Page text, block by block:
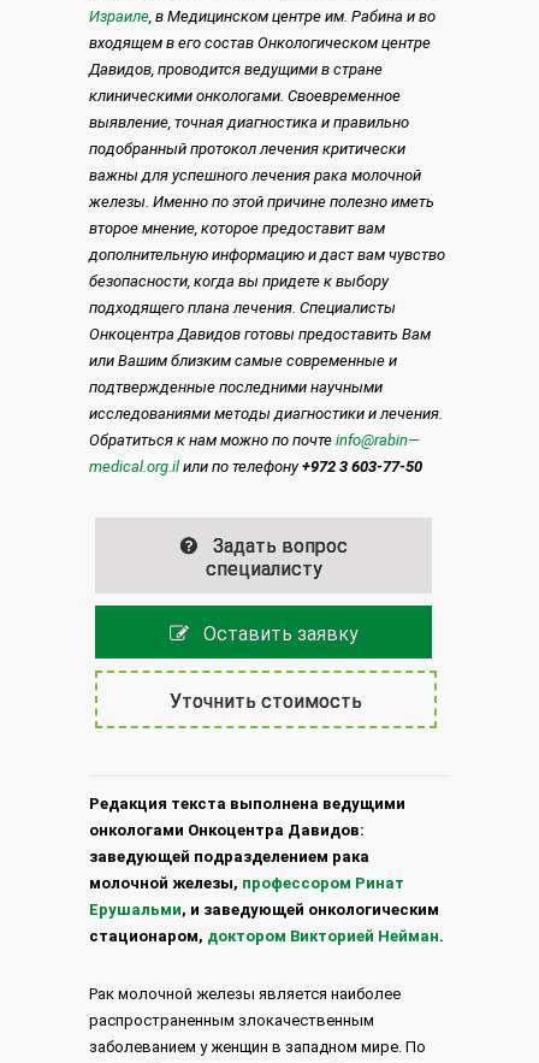
Израиле, в Медицинском центре им. Рабина и во
входящем в его состав Онкологическом центре
Давидов, проводится ведущими в стране
клиническими онкологами. Своевременное
выявление, точная диагностика и правильно
подобранный протокол лечения критически
важны для успешного лечения рака молочной
железы. Именно по этой причине полезно иметь
второе мнение, которое предоставит вам
дополнительную информацию и даст вам чувство
безопасности, когда вы придете к выбору
подходящего плана лечения. Специалисты
Онкоцентра Давидов готовы предоставить Вам
или Вашим близким самые современные и
подтвержденные последними научными
исследованиями методы диагностики и лечения.
Обратиться к нам можно по почте info@rabin—
medical.org.il или по телефону+972 3 603-77-50
Задать вопрос
специалисту
Оставить заявку
Уточнить стоимость
Редакция текста выполнена ведущими
онкологами Онкоцентра Давидов:
заведующей подразделением рака
молочной железы, профессором Ринат
Ерушальми, и заведующей онкологическим
стационаром, доктором Викторией Нейман.
Рак молочной железы является наиболее
распространенным злокачественным
заболеванием у женщин в западном мире. По